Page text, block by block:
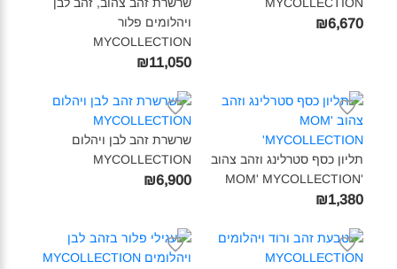
MYCOLLECTION‎
₪6,670
שרשרת זהב צהוב, זהב לבן
ויהלומים פלור
MYCOLLECTION‎
₪11,050
תליון כסף סטרלינג וזהב צהוב
MOM' MYCOLLECTION'‎
₪1,380
שרשרת זהב לבן ויהלום
MYCOLLECTION‎
₪6,900